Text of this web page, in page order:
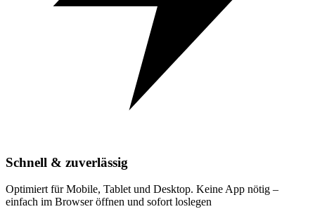
Schnell & zuverlässig
Optimiert für Mobile, Tablet und Desktop. Keine App nötig –
einfach im Browser öffnen und sofort loslegen